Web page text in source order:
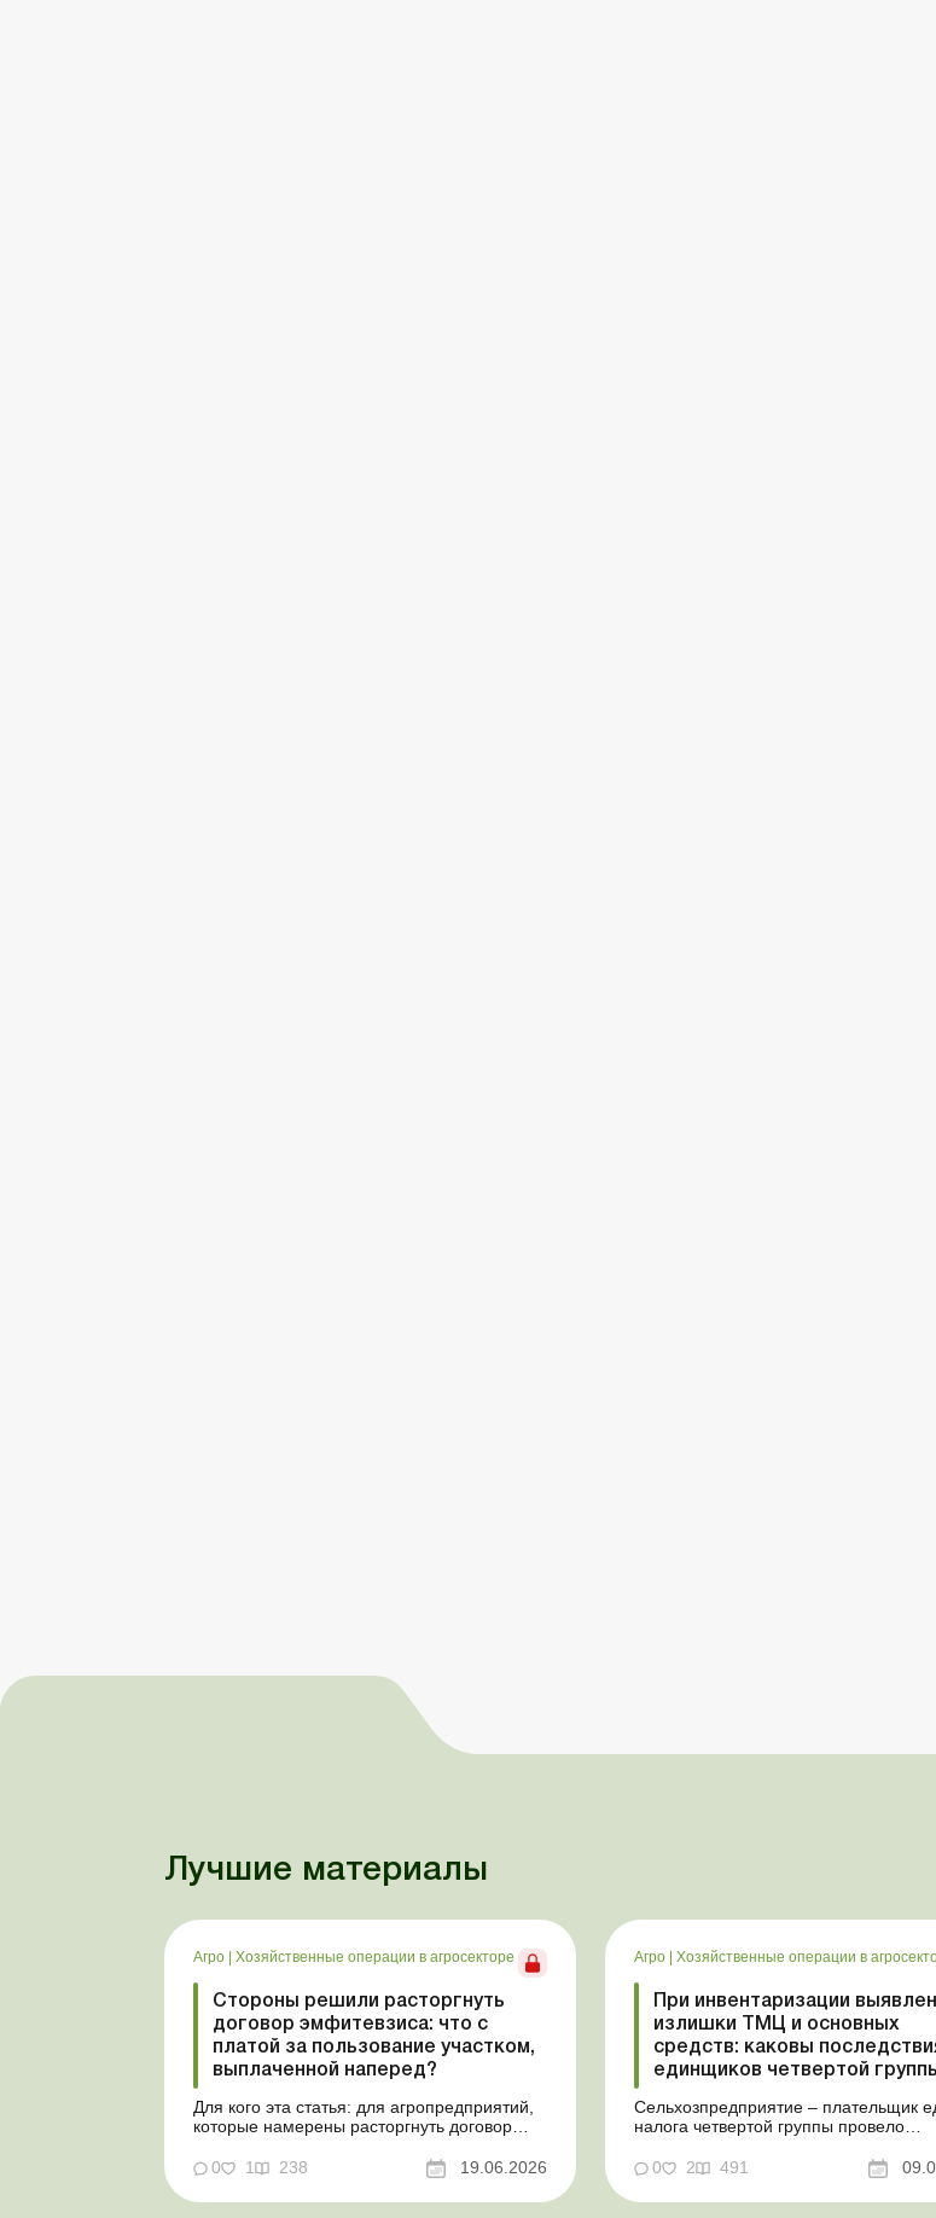
Лучшие материалы
Агро Хозяйственные операции в агросекторе
Стороны решили расторгнуть
договор эмфитевзиса: что с
платой за пользование участком,
выплаченной наперед?
Для кого эта статья: для агропредприятий,
которые намерены расторгнуть договор
участка по взаимному согласию. Усложним
эту ситуацию тем, что плата за пользование
земельным участком была выплачена
0 1 238 19.06.2026
Агро Хозяйственные операции в
При инвентаризации
излишки ТМЦ и основных
средств: каковы
единщиков четвертой
Сельхозпредприятие – плательщик
налога четвертой группы провело
оприходованных при покупке
продукции собственного
также основных средств (далее –
0 2 491